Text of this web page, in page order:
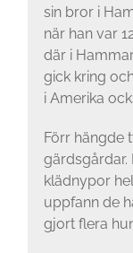
sin bror i
när han var
där i
gick kring
i Amerika
Förr hängde
gärdsgårdar.
klädnypor
uppfann de
gjort flera